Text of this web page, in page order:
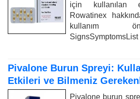
için kullanılan
Rowatinex
kullanım
Pivalone Burun Spreyi:
Etkileri ve Bilmeniz
Pivalone burun